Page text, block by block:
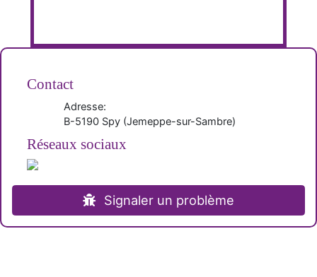
Contact
Adresse:
B-5190 Spy (Jemeppe-sur-Sambre)
Réseaux sociaux
Signaler un problème